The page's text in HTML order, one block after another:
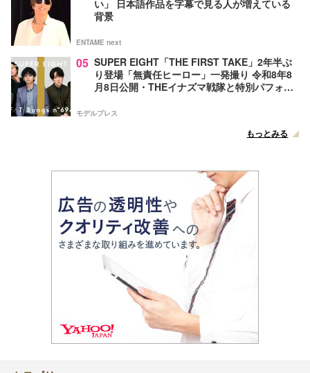
い」 日本語作品を字幕で見る人が増えている
背景
ENTAME next
05 SUPER EIGHT「THE FIRST TAKE」2年半ぶ
り登場「無責任ヒーロー」一発撮り 令和8年8
月8日公開・THEイナズマ戦隊と特別パフォー
モデルプレス
もっとみる